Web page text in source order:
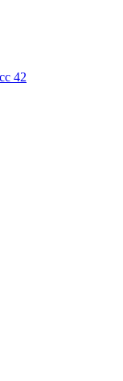
42